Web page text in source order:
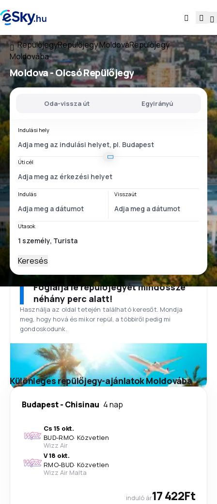
RepülőjegyRepülőjegy MoldovaRepülőjegy
Moldovába
Moldova - Olcsó Repülőjegy
Oda-vissza út Egyirányú
Indulási hely
Úti cél
Indulás Visszaút
Utasok
Keresés
Foglalja le repülőjegyét mindössze
néhány perc alatt!
Használja az oldal tetején található keresőt. Mondja
meg, hogy hová és mikor repül, a többiről pedig mi
gondoskodunk.
Különleges repülőjegy-ajánlatok Moldovába
Budapest- Chisinau 4 nap
Cs 15 okt.
BUD-RMO· Közvetlen
Wizz Air
V 18 okt.
RMO-BUD· Közvetlen
Wizz Air Malta
induló ár17 422Ft